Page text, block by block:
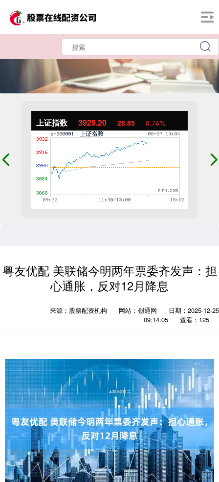
上证指数 3929.20 28.85 0.74%
粤友优配 美联储今明两年票委齐发声：担
心通胀，反对12月降息
来源：股票配资机构 网站：创通网
日期：2025-12-25
09:14:05
查看：125